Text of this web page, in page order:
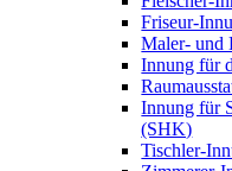
Friseur-
Maler- und
Innung für
Innung für
(SHK)
Tischler-